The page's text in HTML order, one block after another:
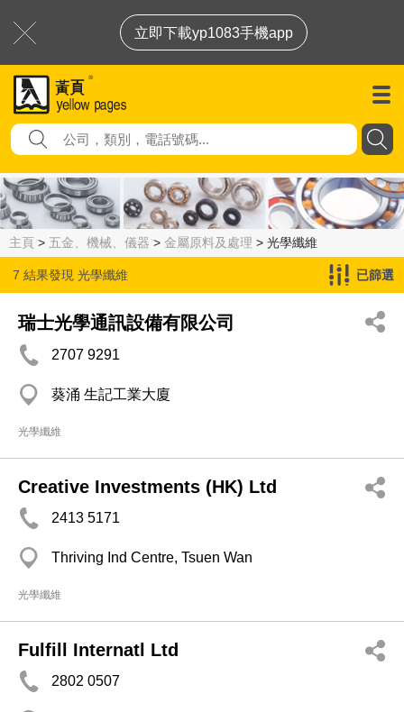
立即下載yp1083手機app
主頁 > 五金、機械、儀器 > 金屬原料及處理 > 光學纖維
7 結果發現 光學纖維 已篩選
瑞士光學通訊設備有限公司
2707 9291
葵涌 生記工業大廈
光學纖維
Creative Investments (HK) Ltd
2413 5171
Thriving Ind Centre, Tsuen Wan
光學纖維
Fulfill Internatl Ltd
2802 0507